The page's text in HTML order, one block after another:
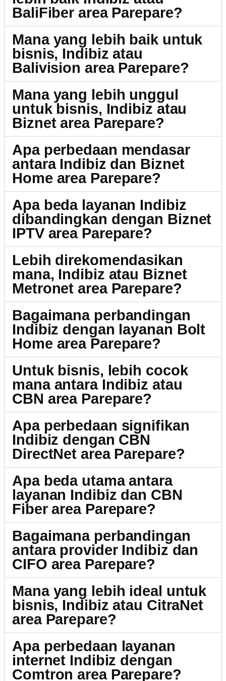
BaliFiber area Parepare?
Mana yang lebih baik untuk
bisnis, Indibiz atau
Balivision area Parepare?
Mana yang lebih unggul
untuk bisnis, Indibiz atau
Biznet area Parepare?
Apa perbedaan mendasar
antara Indibiz dan Biznet
Home area Parepare?
Apa beda layanan Indibiz
dibandingkan dengan Biznet
IPTV area Parepare?
Lebih direkomendasikan
mana, Indibiz atau Biznet
Metronet area Parepare?
Bagaimana perbandingan
Indibiz dengan layanan Bolt
Home area Parepare?
Untuk bisnis, lebih cocok
mana antara Indibiz atau
CBN area Parepare?
Apa perbedaan signifikan
Indibiz dengan CBN
DirectNet area Parepare?
Apa beda utama antara
layanan Indibiz dan CBN
Fiber area Parepare?
Bagaimana perbandingan
antara provider Indibiz dan
CIFO area Parepare?
Mana yang lebih ideal untuk
bisnis, Indibiz atau CitraNet
area Parepare?
Apa perbedaan layanan
internet Indibiz dengan
Comtron area Parepare?